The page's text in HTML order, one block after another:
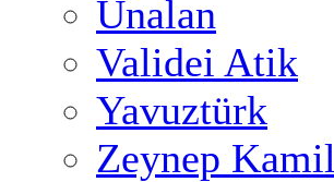
Ünalan
Validei Atik
Yavuztürk
Zeynep Kamil